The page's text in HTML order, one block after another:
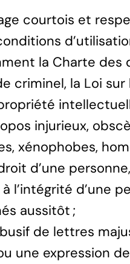
courtois et
la Charte
criminel, la Loi
injurieux,
xénophobes,
d’une
l’intégrité d’une
aussitôt ;
de lettres
une expression